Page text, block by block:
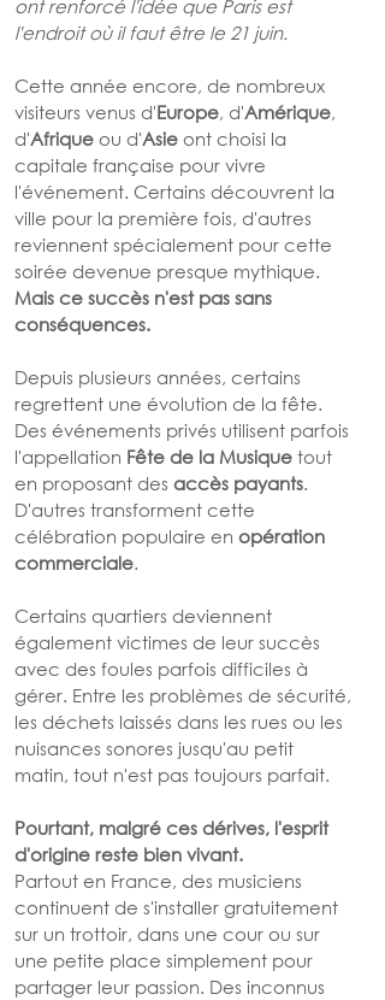
ont renforcé l'idée que Paris est
l'endroit où il faut être le 21 juin.
Cette année encore, de nombreux
visiteurs venus d'Europe, d'Amérique,
d'Afrique ou d'Asie ont choisi la
capitale française pour vivre
l'événement. Certains découvrent la
ville pour la première fois, d'autres
reviennent spécialement pour cette
soirée devenue presque mythique.
Mais ce succès n'est pas sans
conséquences.
Depuis plusieurs années, certains
regrettent une évolution de la fête.
Des événements privés utilisent parfois
l'appellation Fête de la Musique tout
en proposant des accès payants.
D'autres transforment cette
célébration populaire en opération
commerciale.
Certains quartiers deviennent
également victimes de leur succès
avec des foules parfois difficiles à
gérer. Entre les problèmes de sécurité,
les déchets laissés dans les rues ou les
nuisances sonores jusqu'au petit
matin, tout n'est pas toujours parfait.
Pourtant, malgré ces dérives, l'esprit
d'origine reste bien vivant.
Partout en France, des musiciens
continuent de s'installer gratuitement
sur un trottoir, dans une cour ou sur
une petite place simplement pour
partager leur passion. Des inconnus